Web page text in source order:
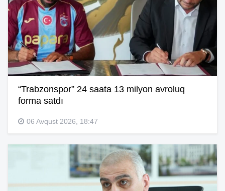
“Trabzonspor” 24 saata 13 milyon avroluq
forma satdı
06 Avqust 2026, 18:47